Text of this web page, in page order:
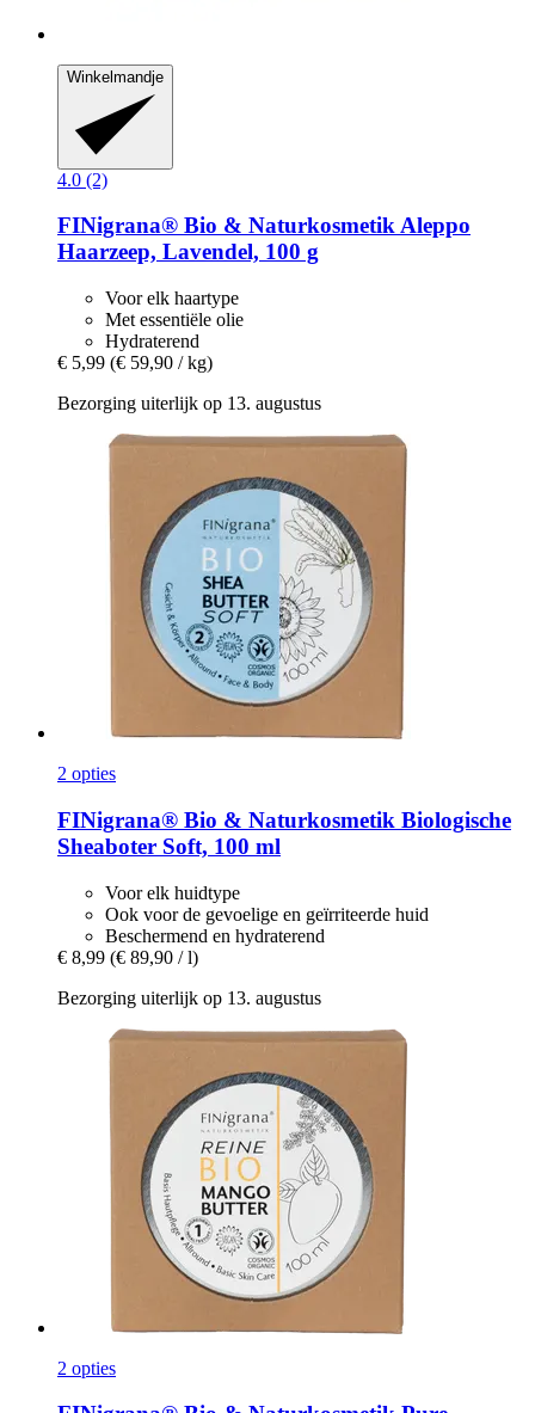
Winkelmandje
4.0 (2)
FINigrana® Bio & NaturkosmetikAleppo
Haarzeep, Lavendel, 100 g
Voor elk haartype
Met essentiële olie
Hydraterend
€ 5,99 (€ 59,90 / kg)
Bezorging uiterlijk op 13. augustus
2 opties
FINigrana® Bio & Naturkosmetik Biologische
Sheaboter Soft, 100 ml
Voor elk huidtype
Ook voor de gevoelige en geïrriteerde huid
Beschermend en hydraterend
€ 8,99 (€ 89,90 / l)
Bezorging uiterlijk op 13. augustus
2 opties